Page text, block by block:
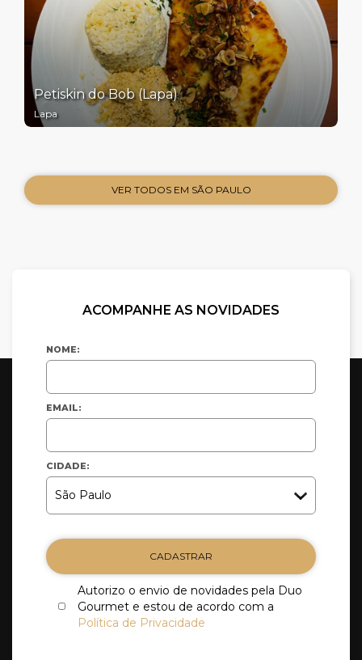
Petiskin do Bob (Lapa)
Lapa
VER TODOS EM SÃO PAULO
ACOMPANHE AS NOVIDADES
NOME:
EMAIL:
CIDADE:
CADASTRAR
Autorizo o envio de novidades pela Duo
Gourmet e estou de acordo com a
Política de Privacidade